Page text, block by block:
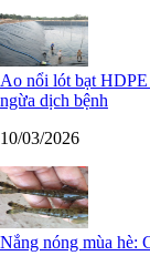
Ao nổi lót bạt
ngừa dịch bệnh
10/03/2026
Nắng nóng mùa hè: